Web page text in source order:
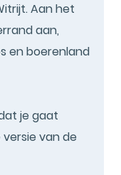
Aan het
aan,
en boerenland
je gaat
van de